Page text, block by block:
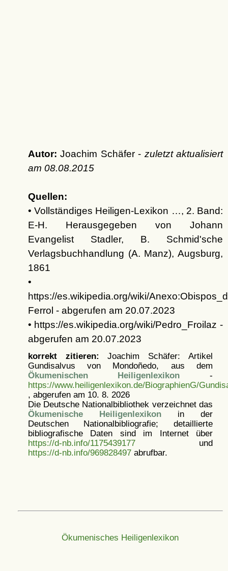
Autor: Joachim Schäfer - zuletzt aktualisiert
am 08.08.2015
Quellen:
• Vollständiges Heiligen-Lexikon …, 2. Band:
E-H. Herausgegeben von Johann
Evangelist Stadler, B. Schmid'sche
Verlagsbuchhandlung (A. Manz), Augsburg,
1861
•
https://es.wikipedia.org/wiki/
Ferrol - abgerufen am 20.07.2023
• https://es.wikipedia.org/wiki/Pedro_Froilaz -
abgerufen am 20.07.2023
korrekt zitieren: Joachim Schäfer: Artikel
Gundisalvus von Mondoñedo, aus dem
Ökumenischen Heiligenlexikon -
https://www.heiligenlexikon.de/BiographienG/
, abgerufen am 10. 8. 2026
Die Deutsche Nationalbibliothek verzeichnet das
Ökumenische Heiligenlexikonin der
Deutschen Nationalbibliografie; detaillierte
bibliografische Daten sind im Internet über
https://d-nb.info/1175439177und
https://d-nb.info/969828497abrufbar.
Ökumenisches Heiligenlexikon